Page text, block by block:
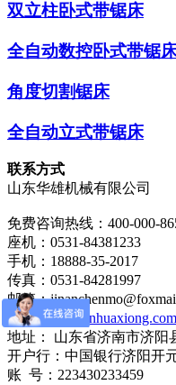
双立柱卧式带锯床
全自动数控卧式带锯
角度切割锯床
全自动立式带锯床
联系方式
山东华雄机械有限公司
免费咨询热线：400-000-
座机：0531-84381233
手机：18888-35-2017
传真：0531-84281997
邮箱：
网址：www.jnhuaxiong.com
地址： 山东省济南市济阳
开户行：中国银行济阳开
账 号：223430233459